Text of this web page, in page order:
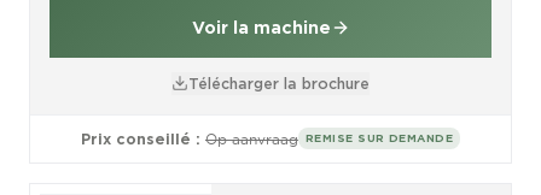
Voir la machine
Télécharger la brochure
Prix conseillé : Op aanvraag REMISE SUR DEMANDE